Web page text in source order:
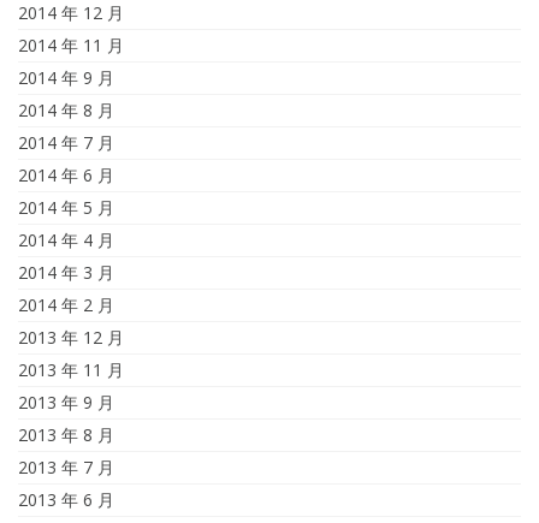
2014 年 12 月
2014 年 11 月
2014 年 9 月
2014 年 8 月
2014 年 7 月
2014 年 6 月
2014 年 5 月
2014 年 4 月
2014 年 3 月
2014 年 2 月
2013 年 12 月
2013 年 11 月
2013 年 9 月
2013 年 8 月
2013 年 7 月
2013 年 6 月